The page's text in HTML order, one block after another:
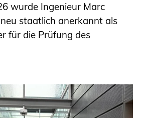
wurde Ingenieur Marc
staatlich anerkannt als
für die Prüfung des